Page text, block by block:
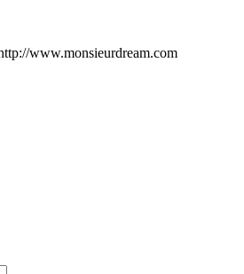
www.monsieurdream.com